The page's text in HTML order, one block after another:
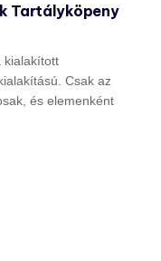
Tartályköpeny
kialakított
Csak az
és elemenként